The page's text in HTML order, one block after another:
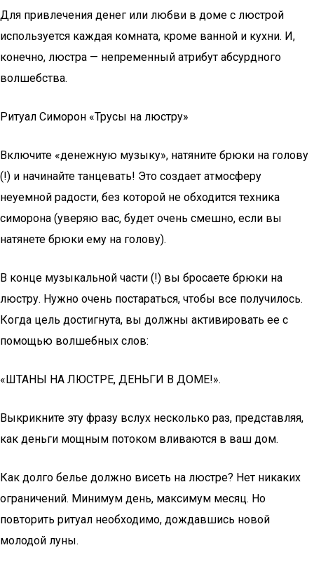
Для привлечения денег или любви в доме с люстрой
используется каждая комната, кроме ванной и кухни. И,
конечно, люстра — непременный атрибут абсурдного
волшебства.
Ритуал Симорон «Трусы на люстру»
Включите «денежную музыку», натяните брюки на голову
(!) и начинайте танцевать! Это создает атмосферу
неуемной радости, без которой не обходится техника
симорона (уверяю вас, будет очень смешно, если вы
натянете брюки ему на голову).
В конце музыкальной части (!) вы бросаете брюки на
люстру. Нужно очень постараться, чтобы все получилось.
Когда цель достигнута, вы должны активировать ее с
помощью волшебных слов:
«ШТАНЫ НА ЛЮСТРЕ, ДЕНЬГИ В ДОМЕ!».
Выкрикните эту фразу вслух несколько раз, представляя,
как деньги мощным потоком вливаются в ваш дом.
Как долго белье должно висеть на люстре? Нет никаких
ограничений. Минимум день, максимум месяц. Но
повторить ритуал необходимо, дождавшись новой
молодой луны.